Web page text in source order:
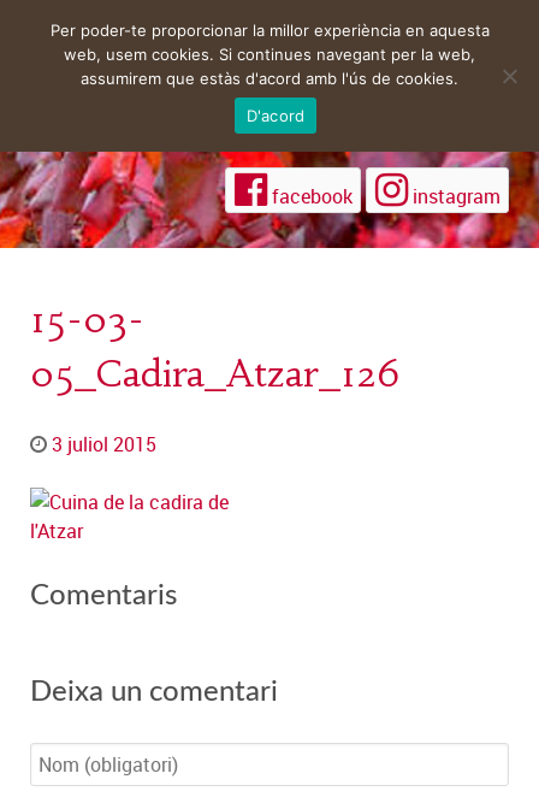
facebook instagram
15-03-
05_Cadira_Atzar_126
3 juliol 2015
Comentaris
Deixa un comentari
Per poder-te proporcionar la millor experiència en aquesta
web, usem cookies. Si continues navegant per la web,
assumirem que estàs d'acord amb l'ús de cookies.
D'acord